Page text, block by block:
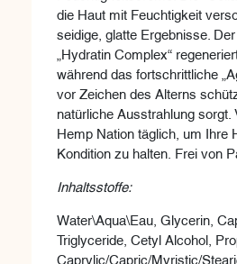
die Haut mit Feuchtigkeit
seidige, glatte Ergebnisse.
„Hydratin Complex“
während das fortschrittliche
vor Zeichen des Alterns
natürliche Ausstrahlung sorgt.
Hemp Nation täglich, um Ihre
Kondition zu halten. Frei von
Inhaltsstoffe:
Water\Aqua\Eau, Glycerin,
Triglyceride, Cetyl Alcohol,
Caprylic/Capric/Myristic/